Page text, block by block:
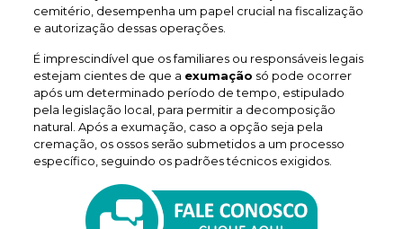
cemitério, desempenha um papel crucial na fiscalização
e autorização dessas operações.
É imprescindível que os familiares ou responsáveis legais
estejam cientes de que a exumação só pode ocorrer
após um determinado período de tempo, estipulado
pela legislação local, para permitir a decomposição
natural. Após a exumação, caso a opção seja pela
cremação, os ossos serão submetidos a um processo
específico, seguindo os padrões técnicos exigidos.